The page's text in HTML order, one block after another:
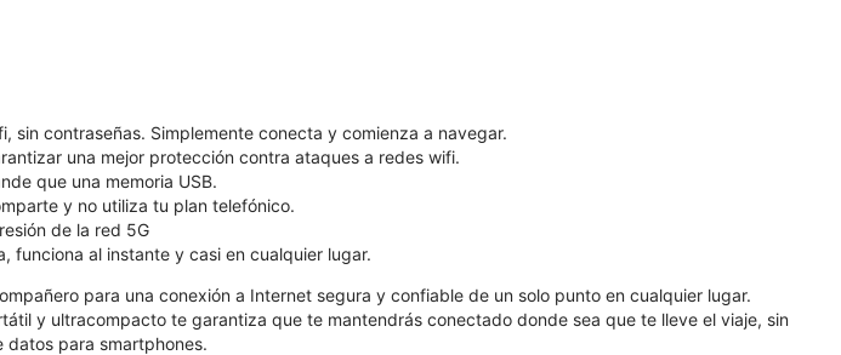
sin contraseñas. Simplemente conecta y comienza a navegar.
una mejor protección contra ataques a redes wifi.
que una memoria USB.
y no utiliza tu plan telefónico.
de la red 5G
funciona al instante y casi en cualquier lugar.
para una conexión a Internet segura y confiable de un solo punto en cualquier lugar.
y ultracompacto te garantiza que te mantendrás conectado donde sea que te lleve el viaje, sin
para smartphones.